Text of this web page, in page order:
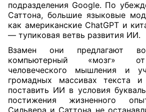
подразделения Google. По
Саттона, большие языковые
как американские ChatGPT и
— тупиковая ветвь развития ИИ.
Взамен они предлагают
компьютерный «мозг» от
человеческого мышления и
громадных массивах текста
поставить ИИ в условия
постижения жизненного
Сильвера и Саттона не